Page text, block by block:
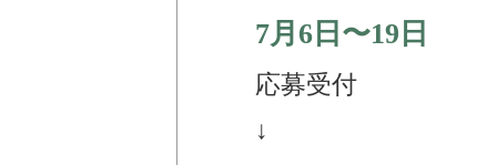
7月6日〜19日
応募受付
↓